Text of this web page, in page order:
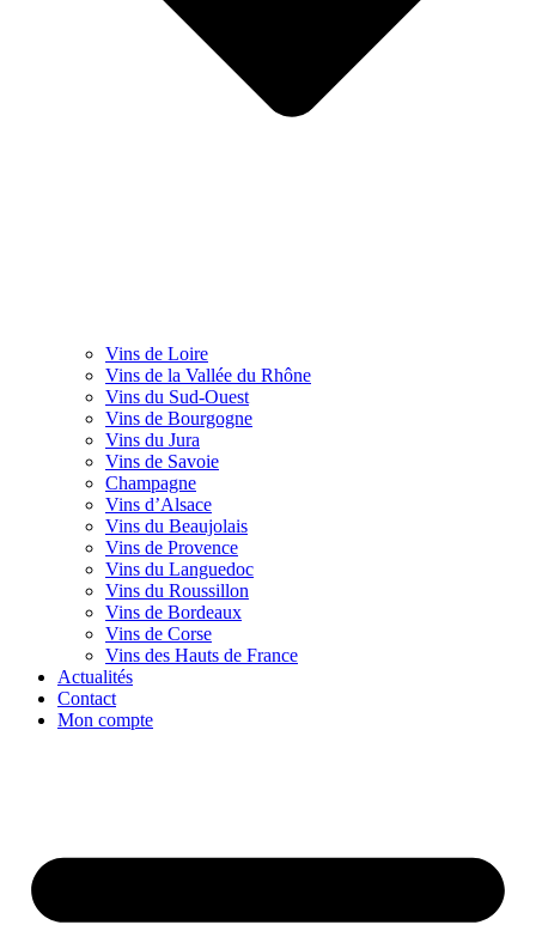
Vins de Loire
Vins de la Vallée du Rhône
Vins du Sud-Ouest
Vins de Bourgogne
Vins du Jura
Vins de Savoie
Champagne
Vins d’Alsace
Vins du Beaujolais
Vins de Provence
Vins du Languedoc
Vins du Roussillon
Vins de Bordeaux
Vins de Corse
Vins des Hauts de France
Actualités
Contact
Mon compte